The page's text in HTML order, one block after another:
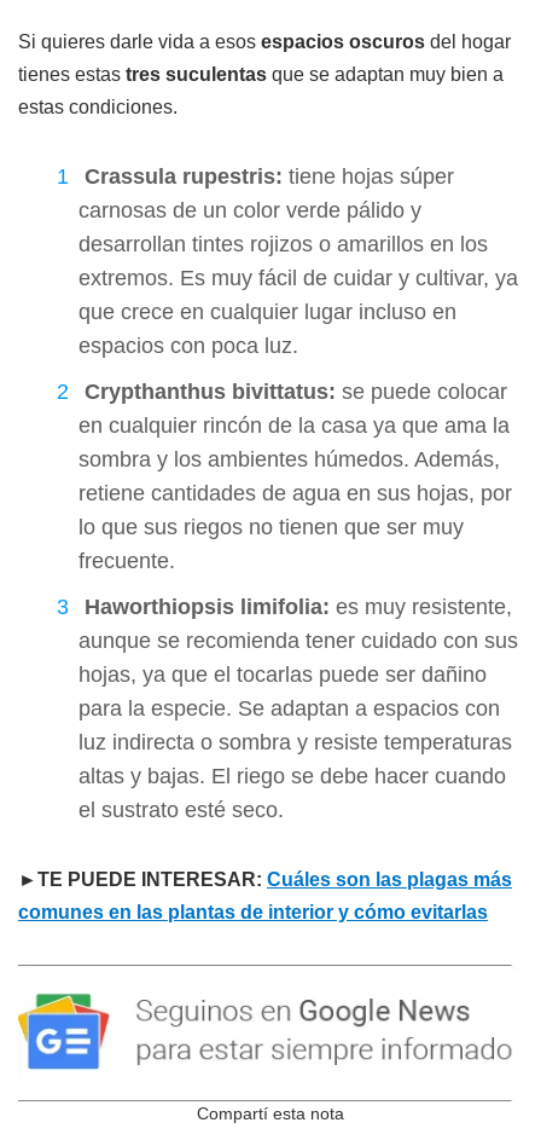
Si quieres darle vida a esos espacios oscuros del hogar
tienes estas tres suculentas que se adaptan muy bien a
estas condiciones.
Crassula rupestris: tiene hojas súper
carnosas de un color verde pálido y
desarrollan tintes rojizos o amarillos en los
extremos. Es muy fácil de cuidar y cultivar, ya
que crece en cualquier lugar incluso en
espacios con poca luz.
Crypthanthus bivittatus: se puede colocar
en cualquier rincón de la casa ya que ama la
sombra y los ambientes húmedos. Además,
retiene cantidades de agua en sus hojas, por
lo que sus riegos no tienen que ser muy
frecuente.
Haworthiopsis limifolia: es muy resistente,
aunque se recomienda tener cuidado con sus
hojas, ya que el tocarlas puede ser dañino
para la especie. Se adaptan a espacios con
luz indirecta o sombra y resiste temperaturas
altas y bajas. El riego se debe hacer cuando
el sustrato esté seco.
►TE PUEDE INTERESAR: Cuáles son las plagas más
comunes en las plantas de interior y cómo evitarlas